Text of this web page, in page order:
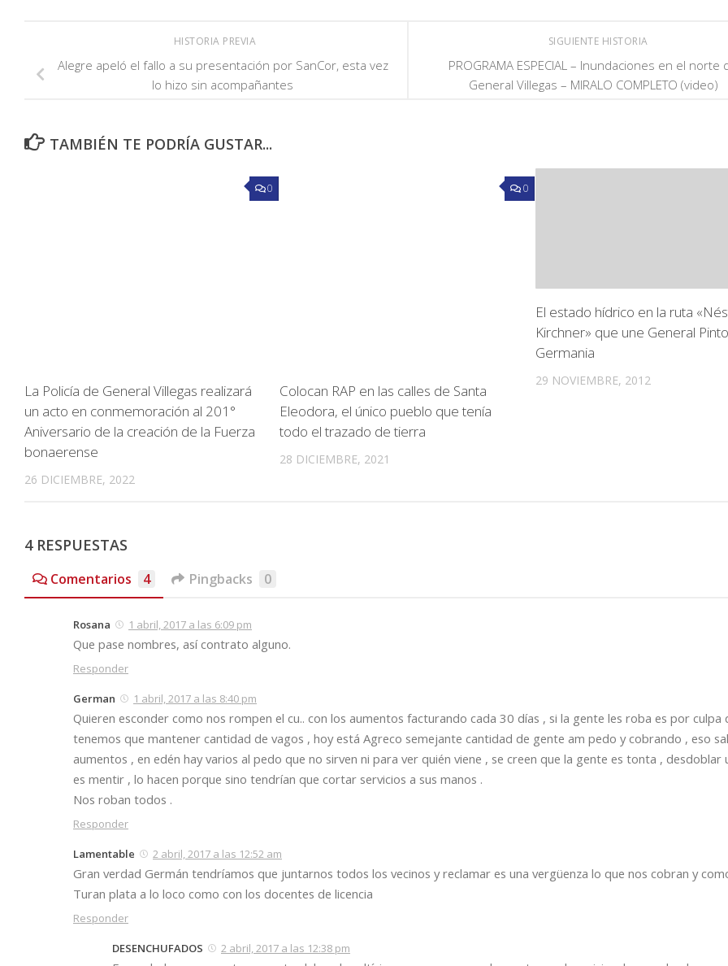
SIGUIENTE HISTORIA
PROGRAMA ESPECIAL – Inundaciones en el norte
General Villegas – MIRALO COMPLETO (video)
HISTORIA PREVIA
Alegre apeló el fallo a su presentación por SanCor, esta vez
lo hizo sin acompañantes
TAMBIÉN TE PODRÍA GUSTAR...
0
La Policía de General Villegas realizará
un acto en conmemoración al 201°
Aniversario de la creación de la Fuerza
bonaerense
26 DICIEMBRE, 2022
0
Colocan RAP en las calles de Santa
Eleodora, el único pueblo que tenía
todo el trazado de tierra
28 DICIEMBRE, 2021
El estado hídrico en la ruta
Kirchner» que une General
Germania
29 NOVIEMBRE, 2012
4 RESPUESTAS
Comentarios 4 Pingbacks 0
Rosana 1 abril, 2017 a las 6:09 pm
Que pase nombres, así contrato alguno.
Responder
German 1 abril, 2017 a las 8:40 pm
Quieren esconder como nos rompen el cu.. con los aumentos facturando cada 30 días , si la gente les roba es por culpa
tenemos que mantener cantidad de vagos , hoy está Agreco semejante cantidad de gente am pedo y cobrando , eso
aumentos , en edén hay varios al pedo que no sirven ni para ver quién viene , se creen que la gente es tonta , desdoblar
es mentir , lo hacen porque sino tendrían que cortar servicios a sus manos .
Nos roban todos .
Responder
Lamentable 2 abril, 2017 a las 12:52 am
Gran verdad Germán tendríamos que juntarnos todos los vecinos y reclamar es una vergüenza lo que nos cobran y
Turan plata a lo loco como con los docentes de licencia
Responder
DESENCHUFADOS 2 abril, 2017 a las 12:38 pm